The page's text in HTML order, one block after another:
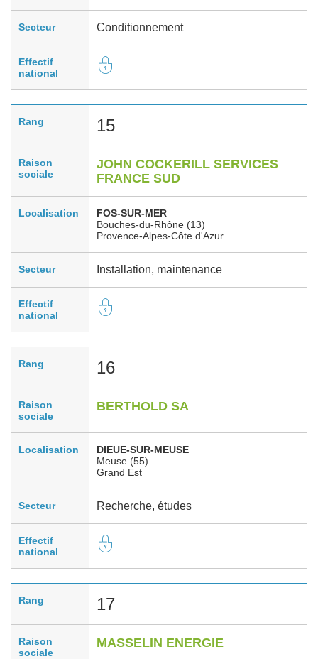
Secteur Conditionnement
Effectif
national
Rang 15
Raison
sociale
JOHN COCKERILL SERVICES
FRANCE SUD
Localisation
FOS-SUR-MER
Bouches-du-Rhône (13)
Provence-Alpes-Côte d'Azur
Secteur Installation, maintenance
Effectif
national
Rang 16
Raison
sociale
BERTHOLD SA
Localisation
DIEUE-SUR-MEUSE
Meuse (55)
Grand Est
Secteur Recherche, études
Effectif
national
Rang 17
Raison
sociale
MASSELIN ENERGIE